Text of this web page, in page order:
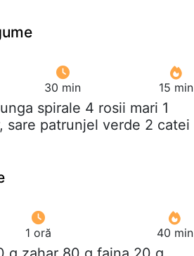
30 min 15 min
spirale 4 rosii mari 1
sare patrunjel verde 2 catei
1 oră 40 min